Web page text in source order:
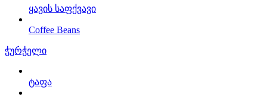
ყავის საფქვავი
Coffee Beans
ჭურჭელი
ტაფა